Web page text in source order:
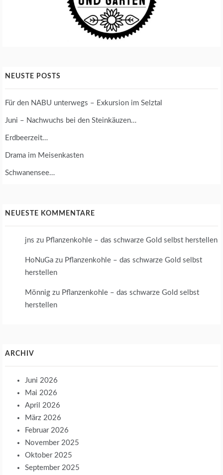
NEUSTE POSTS
Für den NABU unterwegs – Exkursion im Selztal
Juni – Nachwuchs bei den Steinkäuzen…
Erdbeerzeit…
Drama im Meisenkasten
Schwanensee…
NEUESTE KOMMENTARE
jns zu Pflanzenkohle – das schwarze Gold selbst herstellen
HoNuGa zu Pflanzenkohle – das schwarze Gold selbst
herstellen
Mönnig zu Pflanzenkohle – das schwarze Gold selbst
herstellen
ARCHIV
Juni 2026
Mai 2026
April 2026
März 2026
Februar 2026
November 2025
Oktober 2025
September 2025